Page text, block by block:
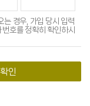
는 경우, 가입 당시 입력
호를 정확히 확인하시
확인